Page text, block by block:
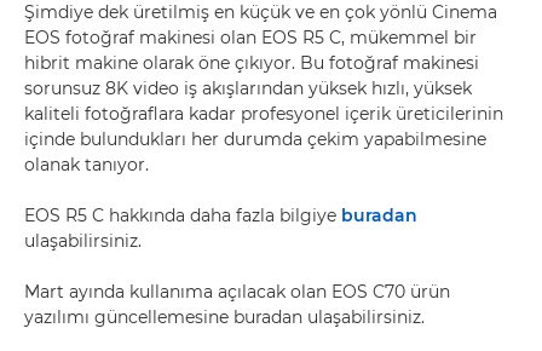
Şimdiye dek üretilmiş en küçük ve en çok yönlü Cinema
EOS fotoğraf makinesi olan EOS R5 C, mükemmel bir
hibrit makine olarak öne çıkıyor. Bu fotoğraf makinesi
sorunsuz 8K video iş akışlarından yüksek hızlı, yüksek
kaliteli fotoğraflara kadar profesyonel içerik üreticilerinin
içinde bulundukları her durumda çekim yapabilmesine
olanak tanıyor.
EOS R5 C hakkında daha fazla bilgiye buradan
ulaşabilirsiniz.
Mart ayında kullanıma açılacak olan EOS C70 ürün
yazılımı güncellemesine buradan ulaşabilirsiniz.